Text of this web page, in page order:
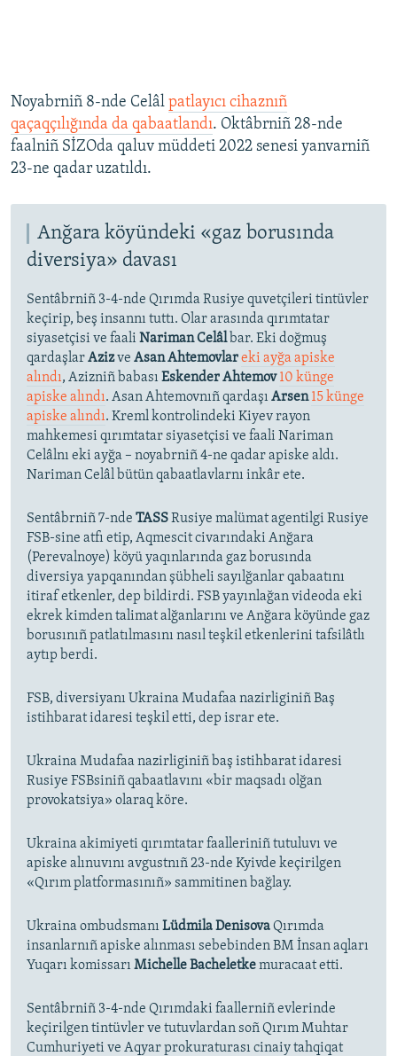
Noyabrniñ 8-nde Celâl patlayıcı cihaznıñ
qaçaqçılığında da qabaatlandı. Oktâbrniñ 28-nde
faalniñ SİZOda qaluv müddeti 2022 senesi yanvarniñ
23-ne qadar uzatıldı.
Anğara köyündeki «gaz borusında
diversiya» davası
Sentâbrniñ 3-4-nde Qırımda Rusiye quvetçileri tintüvler
keçirip, beş insannı tuttı. Olar arasında qırımtatar
siyasetçisi ve faali Nariman Celâlbar. Eki doğmuş
qardaşlarAzizve Asan Ahtemovlareki ayğa apiske
alındı, Azizniñ babası Eskender Ahtemov 10 künge
apiske alındı. Asan Ahtemovnıñ qardaşı Arsen15 künge
apiske alındı. Kreml kontrolindeki Kiyev rayon
mahkemesi qırımtatar siyasetçisi ve faali Nariman
Celâlnı eki ayğa – noyabrniñ 4-ne qadar apiske aldı.
Nariman Celâl bütün qabaatlavlarnı inkâr ete.
Sentâbrniñ 7-nde TASSRusiye malümat agentilgi Rusiye
FSB-sine atfı etip, Aqmescit civarındaki Anğara
(Perevalnoye) köyü yaqınlarında gaz borusında
diversiya yapqanından şübheli sayılğanlar qabaatını
itiraf etkenler, dep bildirdi. FSB yayınlağan videoda eki
ekrek kimden talimat alğanlarını ve Anğara köyünde gaz
borusınıñ patlatılmasını nasıl teşkil etkenlerini tafsilâtlı
aytıp berdi.
FSB, diversiyanı Ukraina Mudafaa nazirliginiñ Baş
istihbarat idaresi teşkil etti, dep israr ete.
Ukraina Mudafaa nazirliginiñ baş istihbarat idaresi
Rusiye FSBsiniñ qabaatlavını «bir maqsadı olğan
provokatsiya» olaraq köre.
Ukraina akimiyeti qırımtatar faalleriniñ tutuluvı ve
apiske alınuvını avgustnıñ 23-nde Kyivde keçirilgen
«Qırım platformasınıñ» sammitinen bağlay.
Ukraina ombudsmanı Lüdmila DenisovaQırımda
insanlarnıñ apiske alınması sebebinden BM İnsan aqları
Yuqarı komissarı Michelle Bacheletkemuracaat etti.
Sentâbrniñ 3-4-nde Qırımdaki faallerniñ evlerinde
keçirilgen tintüvler ve tutuvlardan soñ Qırım Muhtar
Cumhuriyeti ve Aqyar prokuraturası cinaiy tahqiqat